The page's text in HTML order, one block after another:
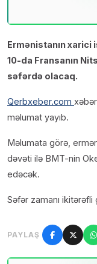
Ermənistanın
10-da Fransanın
səfərdə olacaq.
Qerbxeber.com
məlumat yayıb.
Məlumata görə,
dəvəti ilə BMT-nin
edəcək.
Səfər zamanı
PAYLAŞ